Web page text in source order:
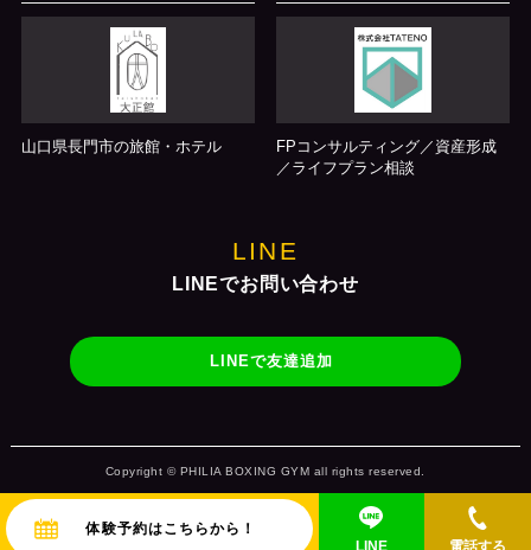
山口県長門市の旅館・ホテル
FPコンサルティング／資産形成
／ライフプラン相談
LINE
LINEでお問い合わせ
LINEで友達追加
Copyright © PHILIA BOXING GYM all rights reserved.
体験予約はこちらから！
LINE
電話する